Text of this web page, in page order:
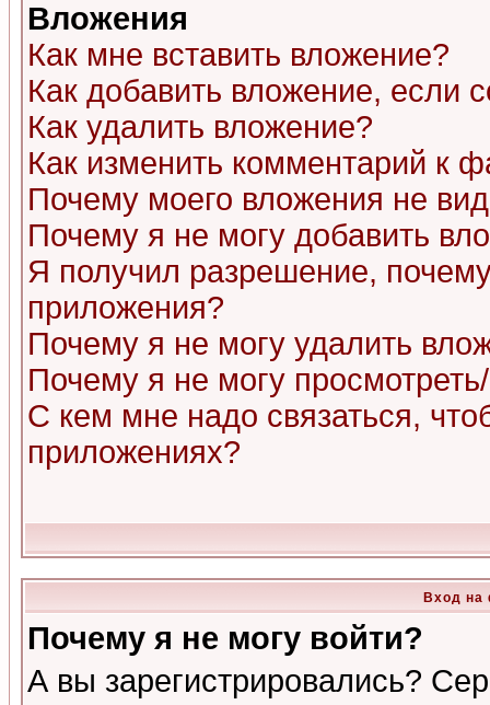
Вложения
Как мне вставить вложение?
Как добавить вложение, если
Как удалить вложение?
Как изменить комментарий к
Почему моего вложения не
Почему я не могу добавить
Я получил разрешение,
приложения?
Почему я не могу удалить
Почему я не могу
С кем мне надо связаться,
приложениях?
Вход на
Почему я не могу войти?
А вы зарегистрировались?